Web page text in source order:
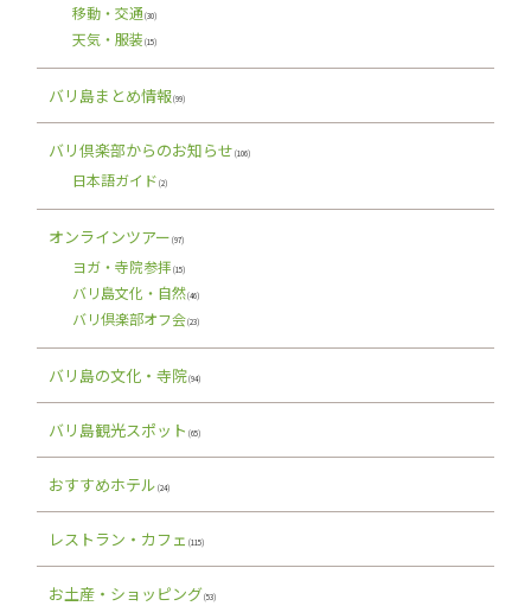
移動・交通 (30)
天気・服装 (15)
バリ島まとめ情報(99)
バリ倶楽部からのお知らせ (106)
日本語ガイド (2)
オンラインツアー (97)
ヨガ・寺院参拝 (15)
バリ島文化・自然(46)
バリ倶楽部オフ会(23)
バリ島の文化・寺院(94)
バリ島観光スポット (65)
おすすめホテル (24)
レストラン・カフェ (115)
お土産・ショッピング(53)